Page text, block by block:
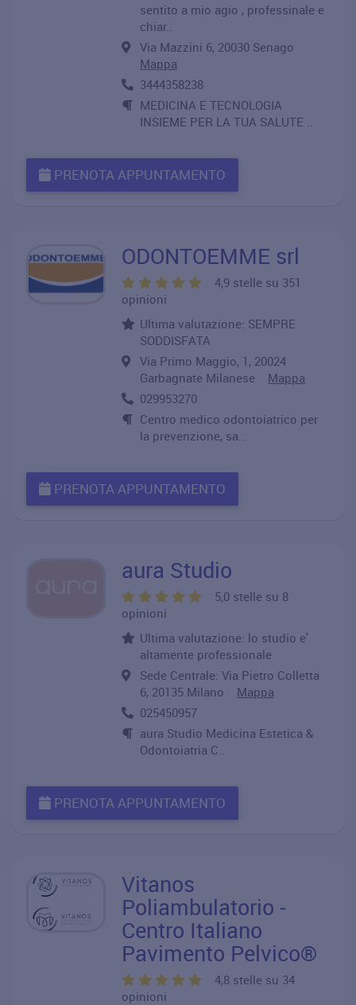
sentito a mio agio , professinale e
chiar..
Via Mazzini 6, 20030 Senago
Mappa
3444358238
MEDICINA E TECNOLOGIA
INSIEME PER LA TUA SALUTE ..
PRENOTA APPUNTAMENTO
ODONTOEMME srl
4,9 stelle su 351
opinioni
Ultima valutazione: SEMPRE
SODDISFATA
Via Primo Maggio, 1, 20024
Garbagnate Milanese Mappa
029953270
Centro medico odontoiatrico per
la prevenzione, sa..
PRENOTA APPUNTAMENTO
aura Studio
5,0 stelle su 8
opinioni
Ultima valutazione: lo studio e'
altamente professionale
Sede Centrale: Via Pietro Colletta
6, 20135 Milano Mappa
025450957
aura Studio Medicina Estetica &
Odontoiatria C..
PRENOTA APPUNTAMENTO
Vitanos
Poliambulatorio -
Centro Italiano
Pavimento Pelvico®
4,8 stelle su 34
opinioni